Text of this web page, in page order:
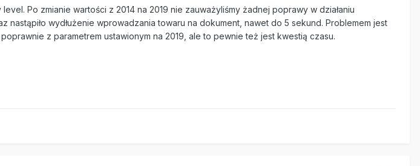
Po zmianie wartości z 2014 na 2019 nie zauważyliśmy żadnej poprawy w działaniu
wydłużenie wprowadzania towaru na dokument, nawet do 5 sekund. Problemem jest
z parametrem ustawionym na 2019, ale to pewnie też jest kwestią czasu.